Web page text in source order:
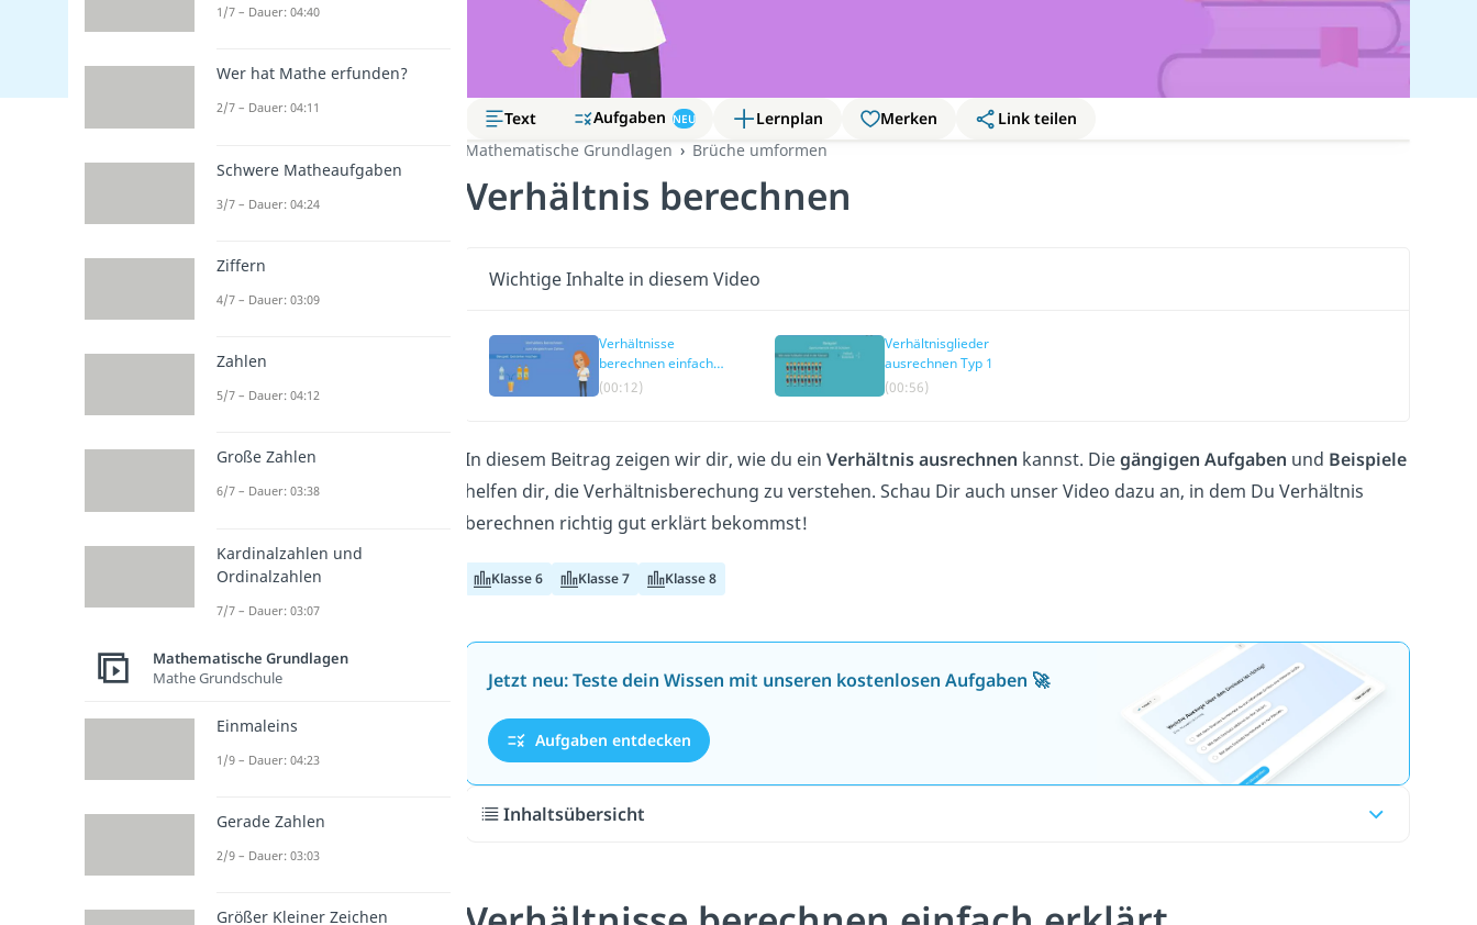
Text Aufgaben NEU Lernplan Merken
Link teilen
Mathematische Grundlagen
Brüche umformen
Verhältnis berechnen
Wichtige Inhalte in diesem Video
Verhältnisse
berechnen einfach
erklärt
(00:12)
Verhältnisglieder
ausrechnen Typ 1
(00:56)
In diesem Beitrag zeigen wir dir, wie du ein Verhältnis ausrechnen kannst. Diegängigen Aufgaben und Beispiele
helfen dir, die Verhältnisberechung zu verstehen. Schau Dir auch unser Video dazu an, in dem Du Verhältnis
berechnen richtig gut erklärt bekommst!
Klasse 6 Klasse 7 Klasse 8
Jetzt neu: Teste dein Wissen mit unseren kostenlosen Aufgaben 🚀
Aufgaben entdecken
Inhaltsübersicht
1/7 – Dauer: 04:40
Wer hat Mathe erfunden?
2/7 – Dauer: 04:11
Schwere Matheaufgaben
3/7 – Dauer: 04:24
Ziffern
4/7 – Dauer: 03:09
Zahlen
5/7 – Dauer: 04:12
Große Zahlen
6/7 – Dauer: 03:38
Kardinalzahlen und
Ordinalzahlen
7/7 – Dauer: 03:07
Mathematische Grundlagen
Mathe Grundschule
Einmaleins
1/9 – Dauer: 04:23
Gerade Zahlen
2/9 – Dauer: 03:03
Größer Kleiner Zeichen